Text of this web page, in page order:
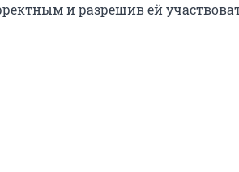
и разрешив ей